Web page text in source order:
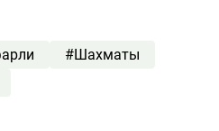
#Шахматы